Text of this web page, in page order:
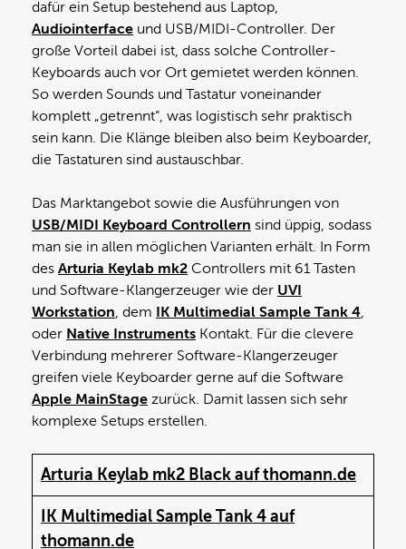
dafür ein Setup bestehend aus Laptop,
Audiointerface und USB/MIDI-Controller. Der
große Vorteil dabei ist, dass solche Controller-
Keyboards auch vor Ort gemietet werden können.
So werden Sounds und Tastatur voneinander
komplett „getrennt“, was logistisch sehr praktisch
sein kann. Die Klänge bleiben also beim Keyboarder,
die Tastaturen sind austauschbar.
Das Marktangebot sowie die Ausführungen von
USB/MIDI Keyboard Controllern sind üppig, sodass
man sie in allen möglichen Varianten erhält. In Form
des Arturia Keylab mk2 Controllers mit 61 Tasten
und Software-Klangerzeuger wie der UVI
Workstation, dem IK Multimedial Sample Tank 4,
oder Native Instruments Kontakt. Für die clevere
Verbindung mehrerer Software-Klangerzeuger
greifen viele Keyboarder gerne auf die Software
Apple MainStage zurück. Damit lassen sich sehr
komplexe Setups erstellen.
Arturia Keylab mk2 Black auf thomann.de
IK Multimedial Sample Tank 4 auf
thomann.de